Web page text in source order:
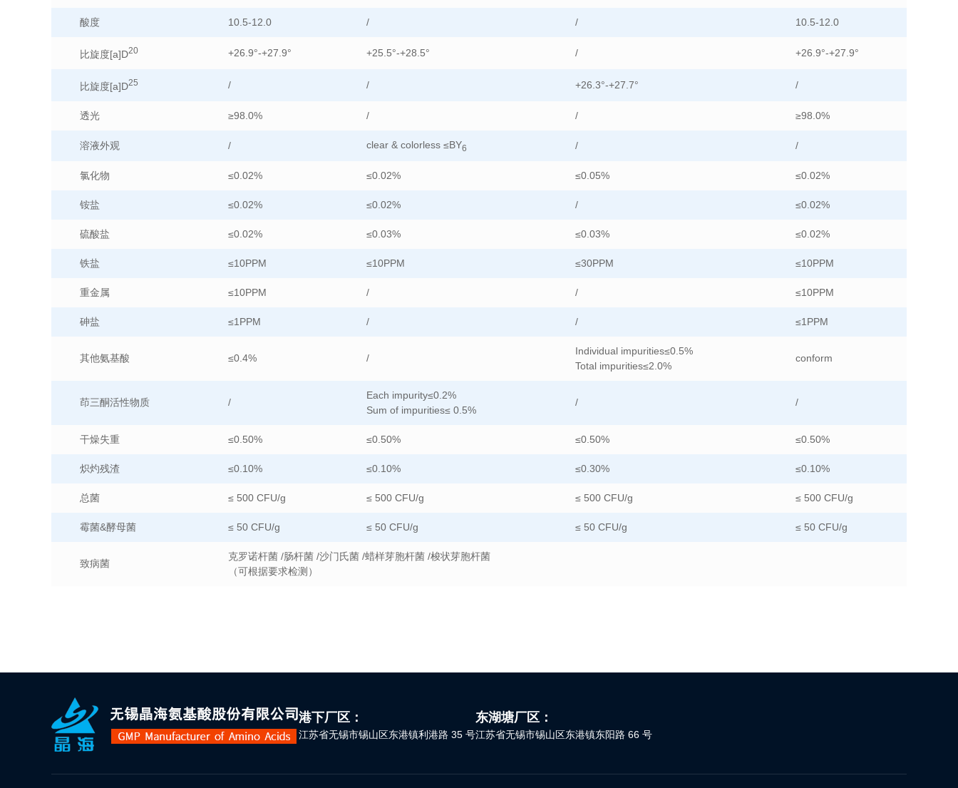
酸度 10.5-12.0 / / 10.5-12.0
比旋度[a]D20 +26.9°-+27.9° +25.5°-+28.5° / +26.9°-+27.9°
比旋度[a]D25 / / +26.3°-+27.7° /
透光 ≥98.0% / / ≥98.0%
溶液外观 / clear & colorless ≤BY6 / /
氯化物 ≤0.02% ≤0.02% ≤0.05% ≤0.02%
铵盐 ≤0.02% ≤0.02% / ≤0.02%
硫酸盐 ≤0.02% ≤0.03% ≤0.03% ≤0.02%
铁盐 ≤10PPM ≤10PPM ≤30PPM ≤10PPM
重金属 ≤10PPM / / ≤10PPM
砷盐 ≤1PPM / / ≤1PPM
其他氨基酸 ≤0.4% /
Individual impurities≤0.5%
Total impurities≤2.0%
conform
茚三酮活性物质 /
Each impurity≤0.2%
Sum of impurities≤ 0.5%
/ /
干燥失重 ≤0.50% ≤0.50% ≤0.50% ≤0.50%
炽灼残渣 ≤0.10% ≤0.10% ≤0.30% ≤0.10%
总菌 ≤ 500 CFU/g ≤ 500 CFU/g ≤ 500 CFU/g ≤ 500 CFU/g
霉菌&酵母菌 ≤ 50 CFU/g ≤ 50 CFU/g ≤ 50 CFU/g ≤ 50 CFU/g
致病菌
克罗诺杆菌 /肠杆菌 /沙门氏菌 /蜡样芽胞杆菌 /梭状芽胞杆菌
（可根据要求检测）
港下厂区：
江苏省无锡市锡山区东港镇利港路 35 号
东湖塘厂区：
江苏省无锡市锡山区东港镇东阳路 66 号